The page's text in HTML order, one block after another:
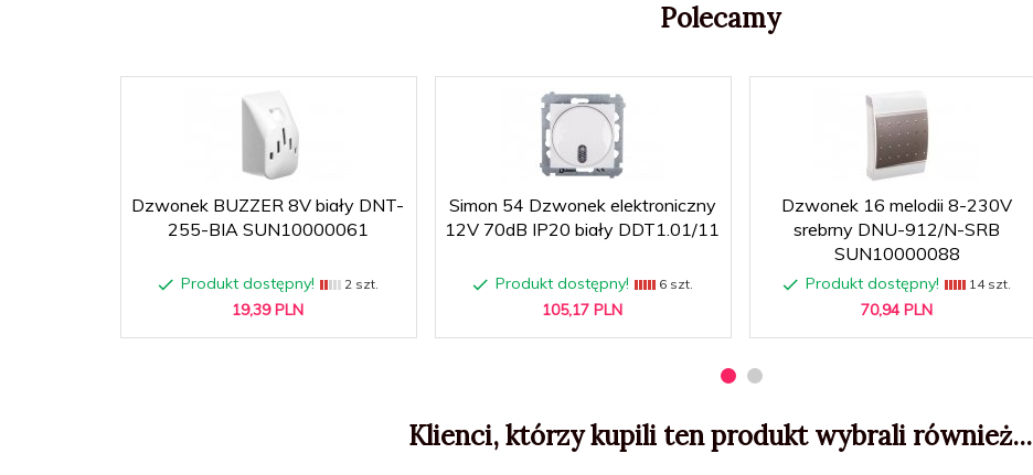
Polecamy
Dzwonek BUZZER 8V biały DNT-
255-BIA SUN10000061
Produkt dostępny! 2 szt.
19,39 PLN
Simon 54 Dzwonek elektroniczny
12V 70dB IP20 biały DDT1.01/11
Produkt dostępny! 6 szt.
105,17 PLN
Dzwonek 16 melodii 8-230V
srebrny DNU-912/N-SRB
SUN10000088
Produkt dostępny! 14 szt.
70,94 PLN
Klienci, którzy kupili ten produkt wybrali również...